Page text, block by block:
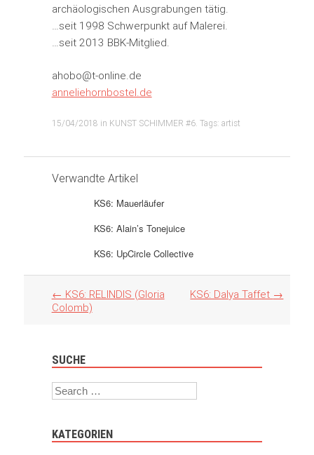
archäologischen Ausgrabungen tätig.
…seit 1998 Schwerpunkt auf Malerei.
…seit 2013 BBK-Mitglied.
ahobo@t-online.de
anneliehornbostel.de
15/04/2018 in KUNST SCHIMMER #6. Tags: artist
Verwandte Artikel
KS6: Mauerläufer
KS6: Alain’s Tonejuice
KS6: UpCircle Collective
Artikel
Navigation
← KS6: RELINDIS (Gloria
Colomb)
KS6: Dalya Taffet →
SUCHE
Search
KATEGORIEN